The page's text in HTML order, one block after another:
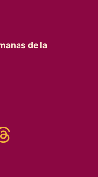
de la